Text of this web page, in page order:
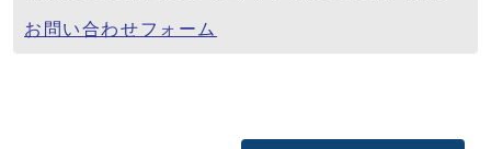
お問い合わせフォーム